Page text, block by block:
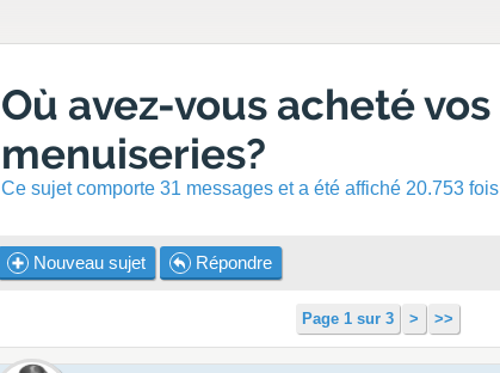
Où avez-vous acheté vos
menuiseries?
Ce sujet comporte 31 messages et a été affiché 20.753 fois
Nouveau sujet Répondre
Page 1 sur 3 > >>